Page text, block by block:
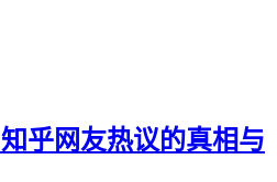
乎网友热议的真相与